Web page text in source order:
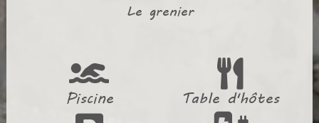
Le grenier
Piscine Table d'hôtes